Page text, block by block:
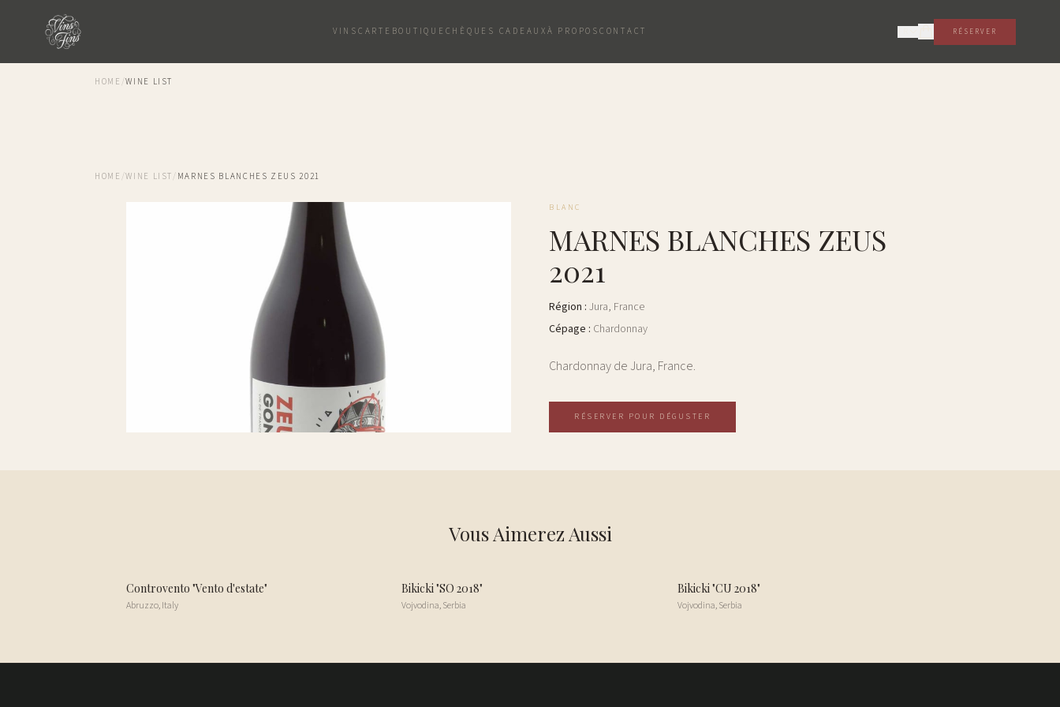
VINS CARTE BOUTIQUE CHÈQUES CADEAUX À PROPOS CONTACT RÉSERVER
HOME /WINE LIST
HOME /WINE LIST/ MARNES BLANCHES ZEUS 2021
BLANC
MARNES BLANCHES ZEUS
2021
Région : Jura, France
Cépage : Chardonnay
Chardonnay de Jura, France.
RÉSERVER POUR DÉGUSTER
Vous Aimerez Aussi
Controvento "Vento d'estate"
Abruzzo,Italy
Bikicki "SO 2018"
Vojvodina,Serbia
Bikicki "CU 2018"
Vojvodina,Serbia